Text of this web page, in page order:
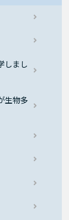
しまし
生物多